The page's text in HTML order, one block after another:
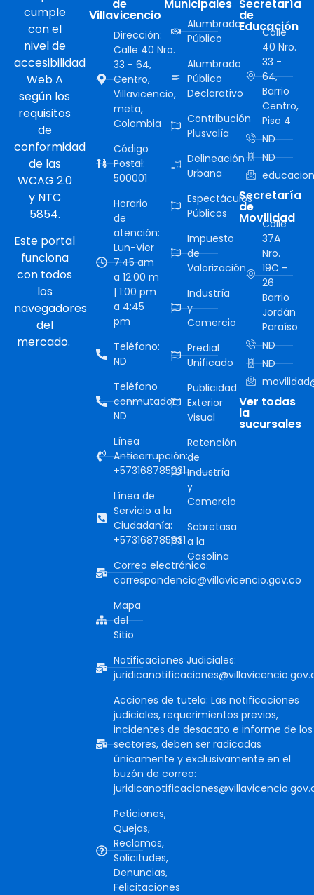
cumple
con el
nivel de
accesibilidad
Web A
según los
requisitos
de
conformidad
de las
WCAG 2.0
y NTC
5854.
Este portal
funciona
con todos
los
navegadores
del
mercado.
de
Villavicencio
Dirección:
Calle 40 Nro.
33 - 64,
Centro,
Villavicencio,
meta,
Colombia
Código
Postal:
500001
Horario
de
atención:
Lun-Vier
7:45 am
a 12:00 m
| 1:00 pm
a 4:45
pm
Teléfono:
ND
Teléfono
conmutador:
ND
Línea
Anticorrupción:
+573168785931
Línea de
Servicio a la
Ciudadanía:
+573168785931
Correo electrónico:
correspondencia@villavicencio.gov.co
Mapa
del
Sitio
Notificaciones Judiciales:
Acciones de tutela: Las notificaciones
judiciales, requerimientos previos,
incidentes de desacato e informe de los
sectores, deben ser radicadas
únicamente y exclusivamente en el
buzón de correo:
Peticiones,
Quejas,
Reclamos,
Solicitudes,
Denuncias,
Felicitaciones
Municipales
Alumbrado
Público
Alumbrado
Público
Declarativo
Contribución
Plusvalía
Delineación
Urbana
Espectáculos
Públicos
Impuesto
de
Valorización
Industría
y
Comercio
Predial
Unificado
Publicidad
Exterior
Visual
Retención
de
Industría
y
Comercio
Sobretasa
a la
Gasolina
Secretaría
de
Educación
Calle
40 Nro.
33 -
64,
Barrio
Centro,
Piso 4
ND
ND
Secretaría
de
Movilidad
Calle
37A
Nro.
19C -
26
Barrio
Jordán
Paraíso
ND
ND
Ver todas
la
sucursales